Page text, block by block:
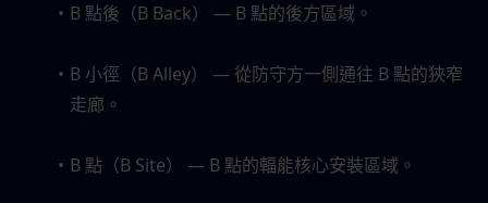
B 點後（B Back） — B 點的後方區域。
B 小徑（B Alley） — 從防守方一側通往 B 點的狹窄
走廊。
B 點（B Site） — B 點的輻能核心安裝區域。